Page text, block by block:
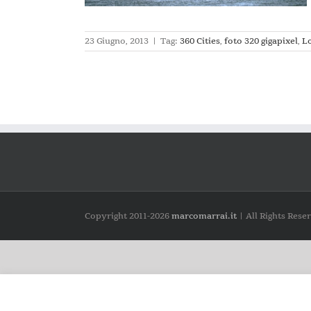
23 Giugno, 2013 | Tag: 360 Cities, foto 320 gigapixel,
Copyright 2011-2026marcomarrai.it | All Rights